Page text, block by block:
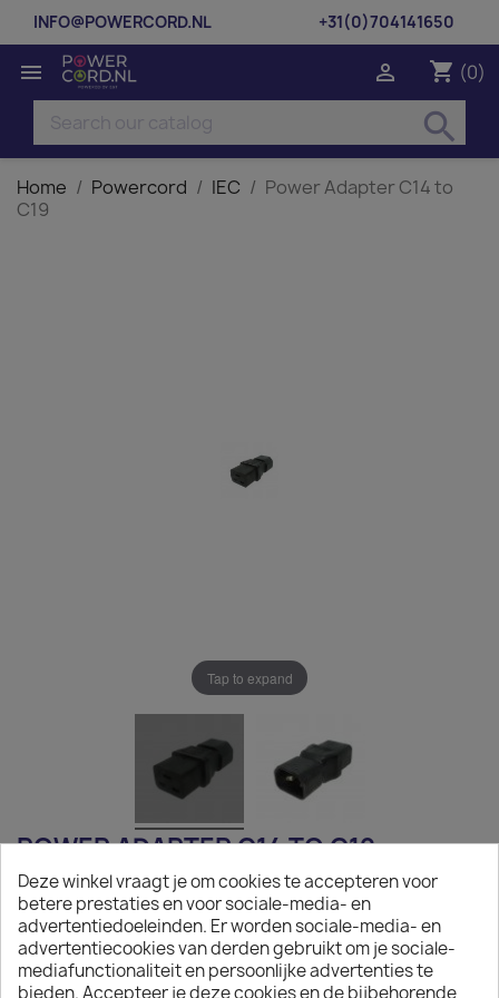
INFO@POWERCORD.NL +31(0)704141650
 shopping_cart (0)

search
Home Powercord IEC
Power Adapter C14 to
C19
Tap to expand
POWER ADAPTER C14 TO C19
€6.25
Tax excluded
Power Adapter C14 to C19
Deze winkel vraagt je om cookies te accepteren voor
betere prestaties en voor sociale-media- en
advertentiedoeleinden. Er worden sociale-media- en
advertentiecookies van derden gebruikt om je sociale-
mediafunctionaliteit en persoonlijke advertenties te
bieden. Accepteer je deze cookies en de bijbehorende